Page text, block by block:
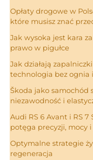
Opłaty drogowe w
które musisz znać
Jak wysoka jest kara
prawo w pigułce
Jak działają
technologia bez ognia
Škoda jako samochód
niezawodność i
Audi RS 6 Avant i RS
potęga precyzji, mocy
Optymalne strategie
regeneracja